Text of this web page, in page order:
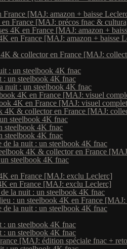
France [MAJ: amazon + baisse
France [MAJ: précos fnac &
4K en France [MAJ: amazon +
en France [MAJ: amazon + baisse
& collector en France [MAJ:
: un steelbook 4K fnac
: un steelbook 4K fnac
nuit : un steelbook 4K fnac
4K en France [MAJ: visuel
4K en France [MAJ: visuel
4K & collector en France [MAJ:
steelbook 4K fnac
steelbook 4K fnac
steelbook 4K fnac
de la nuit : un steelbook 4K fnac
4K & collector en France
steelbook 4K fnac
en France [MAJ: exclu Leclerc]
en France [MAJ: exclu Leclerc]
la nuit : un steelbook 4K fnac
: un steelbook 4K en France
de la nuit : un steelbook 4K fnac
: un steelbook 4K fnac
: un steelbook 4K fnac
[MAJ: édition spéciale fnac +